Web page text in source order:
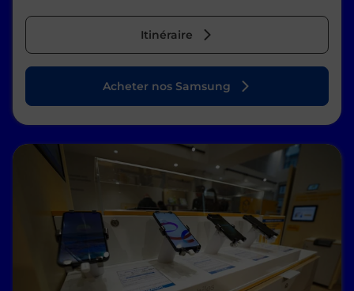
Itinéraire
Acheter nos Samsung